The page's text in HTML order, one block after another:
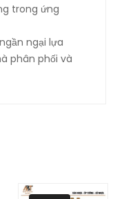
trong ứng
ngại lựa
phân phối và